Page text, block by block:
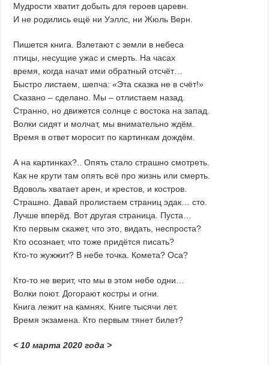
Мудрости хватит добыть для героев царевн.
И не родились ещё ни Уэллс, ни Жюль Верн.
Пишется книга. Взлетают с земли в небеса
птицы, несущие ужас и смерть. На часах
время, когда начат ими обратный отсчёт…
Быстро листаем, шепча: «Эта сказка не в счёт!»
Сказано – сделано. Мы – отлистаем назад.
Странно, но движется солнце с востока на запад.
Волки сидят и молчат, мы внимательно ждём.
Время в ответ моросит по картинкам дождём.
А на картинках?.. Опять стало страшно смотреть.
Как не крути там опять всё про жизнь или смерть.
Вдоволь хватает арен, и крестов, и костров.
Страшно. Давай пролистаем страниц эдак… сто.
Лучше вперёд. Вот другая страница. Пуста…
Кто первым скажет, что это, видать, неспроста?
Кто осознает, что тоже придётся писать?
Кто-то жужжит? В небе точка. Комета? Оса?
Кто-то не верит, что мы в этом небе одни…
Волки поют. Догорают костры и огни.
Книга лежит на камнях. Книге тысячи лет.
Время экзамена. Кто первым тянет билет?
< 10 марта 2020 года >